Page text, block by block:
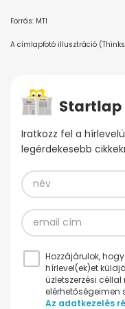
Forrás: MTI
A címlapfotó illusztráció
Iratkozz fel a
legérdekesebb
Hozzájárulok,
hírlevel(ek)et
üzletszerzési
Az adatkezelés